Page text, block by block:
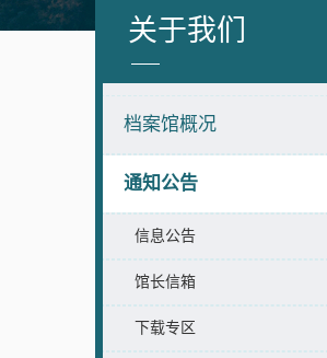
关于我们
档案馆概况
通知公告
信息公告
馆长信箱
下载专区